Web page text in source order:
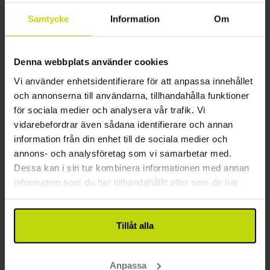
Samtycke Information Om
Denna webbplats använder cookies
Vi använder enhetsidentifierare för att anpassa innehållet
och annonserna till användarna, tillhandahålla funktioner
för sociala medier och analysera vår trafik. Vi
vidarebefordrar även sådana identifierare och annan
information från din enhet till de sociala medier och
annons- och analysföretag som vi samarbetar med.
Dessa kan i sin tur kombinera informationen med annan
information som du har tillhandahållit eller som de har
Tillåt alla
Anpassa
Inkl. 2-rättersmeny
1x övernattning
1x utsökt 2-rättersmeny - kökets val
1x Ankomstfika
∞
Gratis parkering
Se allt som ingår
FÅ KVAR
aug pp1199:-
Totalt 2398:-
sep pp1499:-
Totalt 2998:-
okt
Se mer
Spara upp till33%